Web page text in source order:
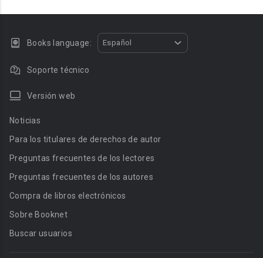
Books language: Español
Soporte técnico
Versión web
Noticias
Para los titulares de derechos de autor
Preguntas frecuentes de los lectores
Preguntas frecuentes de los autores
Compra de libros electrónicos
Sobre Booknet
Buscar usuarios